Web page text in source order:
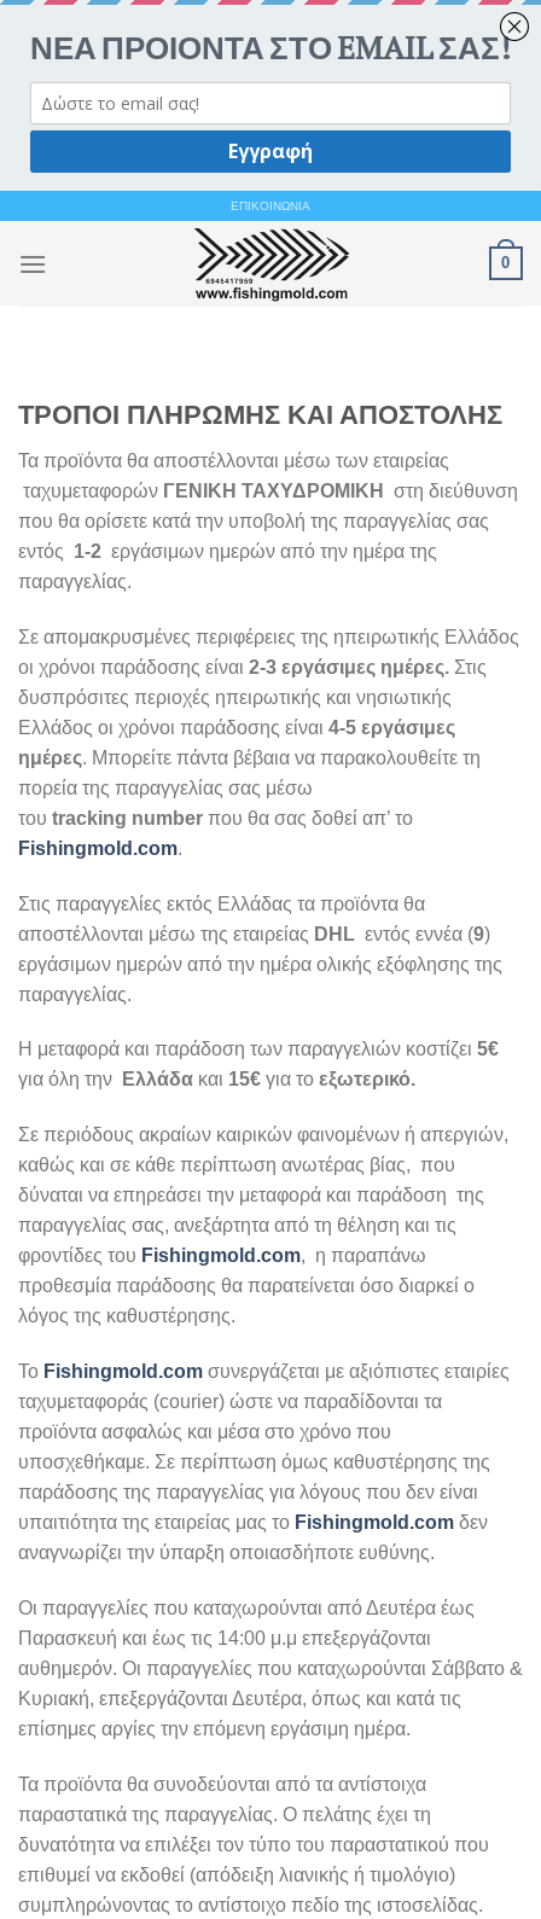
content
ΕΠΙΚΟΙΝΩΝΙΑ
0
ΤΡΟΠΟΙ ΠΛΗΡΩΜΗΣ ΚΑΙ ΑΠΟΣΤΟΛΗΣ
Τα προϊόντα θα αποστέλλονται μέσω των εταιρείας
ταχυμεταφορών ΓΕΝΙΚΗ ΤΑΧΥΔΡΟΜΙΚΗ
στη διεύθυνση
που θα ορίσετε κατά την υποβολή της παραγγελίας σας
εντός 1-2 εργάσιμων ημερών από την ημέρα της
παραγγελίας.
Σε απομακρυσμένες περιφέρειες της ηπειρωτικής Ελλάδος
οι χρόνοι παράδοσης είναι 2-3 εργάσιμες ημέρες. Στις
δυσπρόσιτες περιοχές ηπειρωτικής και νησιωτικής
Ελλάδος οι χρόνοι παράδοσης είναι 4-5 εργάσιμες
ημέρες. Μπορείτε πάντα βέβαια να παρακολουθείτε τη
πορεία της παραγγελίας σας μέσω
του tracking number που θα σας δοθεί απ’ το
Fishingmold.com.
Στις παραγγελίες εκτός Ελλάδας τα προϊόντα θα
αποστέλλονται μέσω της εταιρείας DHL εντός εννέα (9)
εργάσιμων ημερών από την ημέρα ολικής εξόφλησης της
παραγγελίας.
Η μεταφορά και παράδοση των παραγγελιών κοστίζει 5€
για όλη την
Ελλάδα και 15€ για το εξωτερικό.
Σε περιόδους ακραίων καιρικών φαινομένων ή απεργιών,
καθώς και σε κάθε περίπτωση ανωτέρας βίας, που
δύναται να επηρεάσει την μεταφορά και παράδοση της
παραγγελίας σας, ανεξάρτητα από τη θέληση και τις
φροντίδες του Fishingmold.com, η παραπάνω
προθεσμία παράδοσης θα παρατείνεται όσο διαρκεί ο
λόγος της καθυστέρησης.
Το Fishingmold.com συνεργάζεται με αξιόπιστες εταιρίες
ταχυμεταφοράς (courier) ώστε να παραδίδονται τα
προϊόντα ασφαλώς και μέσα στο χρόνο που
υποσχεθήκαμε. Σε περίπτωση όμως καθυστέρησης της
παράδοσης της παραγγελίας για λόγους που δεν είναι
υπαιτιότητα της εταιρείας μας το Fishingmold.com δεν
αναγνωρίζει την ύπαρξη οποιασδήποτε ευθύνης.
Οι παραγγελίες που καταχωρούνται από Δευτέρα έως
Παρασκευή και έως τις 14:00 μ.μ επεξεργάζονται
αυθημερόν. Οι παραγγελίες που καταχωρούνται Σάββατο &
Κυριακή, επεξεργάζονται Δευτέρα, όπως και κατά τις
επίσημες αργίες την επόμενη εργάσιμη ημέρα.
Τα προϊόντα θα συνοδεύονται από τα αντίστοιχα
παραστατικά της παραγγελίας. Ο πελάτης έχει τη
δυνατότητα να επιλέξει τον τύπο του παραστατικού που
επιθυμεί να εκδοθεί (απόδειξη λιανικής ή τιμολόγιο)
συμπληρώνοντας το αντίστοιχο πεδίο της ιστοσελίδας.